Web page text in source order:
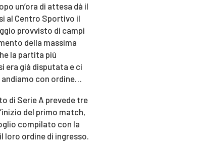
un’ora di attesa dà il
al Centro Sportivo il
provvisto di campi
della massima
la partita più
era già disputata e ci
con ordine…
di Serie A prevede tre
del primo match,
compilato con la
ordine di ingresso.